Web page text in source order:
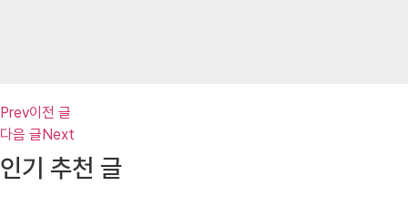
Prev이전 글
다음 글 Next
인기 추천 글